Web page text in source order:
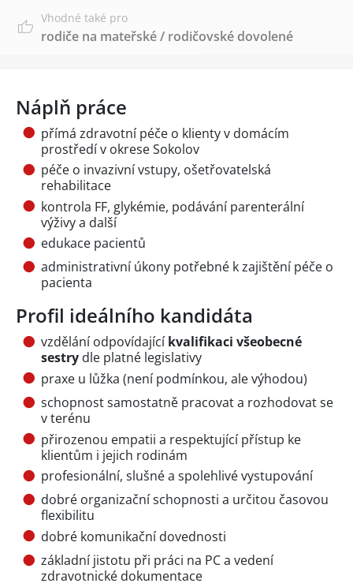
Vhodné také pro
rodiče na mateřské / rodičovské dovolené
Náplň práce
přímá zdravotní péče o klienty v domácím
prostředí v okrese Sokolov
péče o invazivní vstupy, ošetřovatelská
rehabilitace
kontrola FF, glykémie, podávání parenterální
výživy a další
edukace pacientů
administrativní úkony potřebné k zajištění péče o
pacienta
Profil ideálního kandidáta
vzdělání odpovídajícíkvalifikaci všeobecné
sestry dle platné legislativy
praxe u lůžka (není podmínkou, ale výhodou)
schopnost samostatně pracovat a rozhodovat se
v terénu
přirozenou empatii a respektující přístup ke
klientům i jejich rodinám
profesionální, slušné a spolehlivé vystupování
dobré organizační schopnosti a určitou časovou
flexibilitu
dobré komunikační dovednosti
základní jistotu při práci na PC a vedení
zdravotnické dokumentace